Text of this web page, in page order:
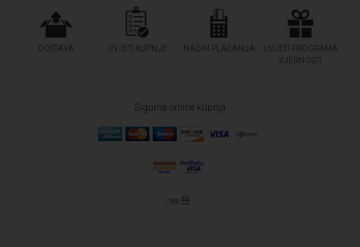
DOSTAVA UVJETI KUPNJE NAČIN PLAĆANJA
UVJETI PROGRAMA
VJERNOSTI
Sigurna online kupnja